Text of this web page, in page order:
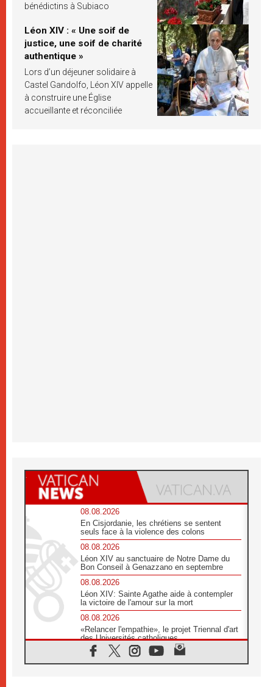
bénédictins à Subiaco
Léon XIV : « Une soif de
justice, une soif de charité
authentique »
Lors d’un déjeuner solidaire à
Castel Gandolfo, Léon XIV appelle
à construire une Église
accueillante et réconciliée
08.08.2026
En Cisjordanie, les chrétiens se sentent
seuls face à la violence des colons
08.08.2026
Léon XIV au sanctuaire de Notre Dame du
Bon Conseil à Genazzano en septembre
08.08.2026
Léon XIV: Sainte Agathe aide à contempler
la victoire de l'amour sur la mort
08.08.2026
«Relancer l'empathie», le projet Triennal d'art
des Universités catholiques
08.08.2026
Signis 2026, donner la parole aux religieuses